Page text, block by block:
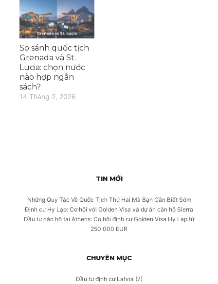
So sánh quốc tịch
Grenada và St.
Lucia: chọn nước
nào hợp ngân
sách?
14 Tháng 2, 2026
TIN MỚI
Những Quy Tắc Về Quốc Tịch Thứ Hai Mà Bạn Cần Biết Sớm
Định cư Hy Lạp: Cơ hội với Golden Visa và dự án căn hộ Sierra
Đầu tư căn hộ tại Athens: Cơ hội định cư Golden Visa Hy Lạp từ
250.000 EUR
CHUYÊN MỤC
Đầu tư định cư Latvia (7)